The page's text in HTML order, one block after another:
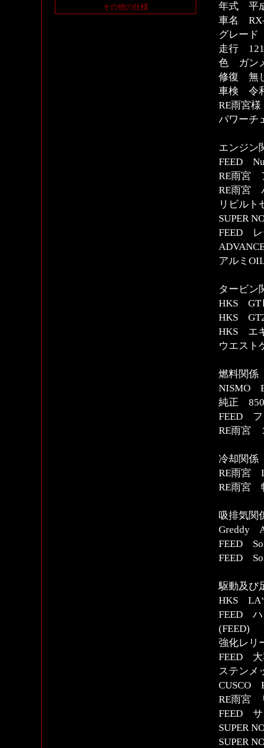
その他の仕様
年式 平
車名
グレー
走行
色 ガン
修復 無
車検 令
RE雨宮
パワーチ
エンジン
FEED
RE雨宮
RE雨宮
リビル
SUPER
FEED レ
アルミ
タービン
HKS
HKS
HKS エ
ウエス
燃料関係
NISMO
純正 850
FEED フ
RE雨宮
冷却関係
RE雨宮
RE雨宮
吸排気関
Greddy
FEED
FEED
駆動及び
HKS LA
FEED ハ
(FEED)
強化レリ
FEED 大
ステンメ
CUSCO
RE雨宮
FEED サ
SUPER
SUPER